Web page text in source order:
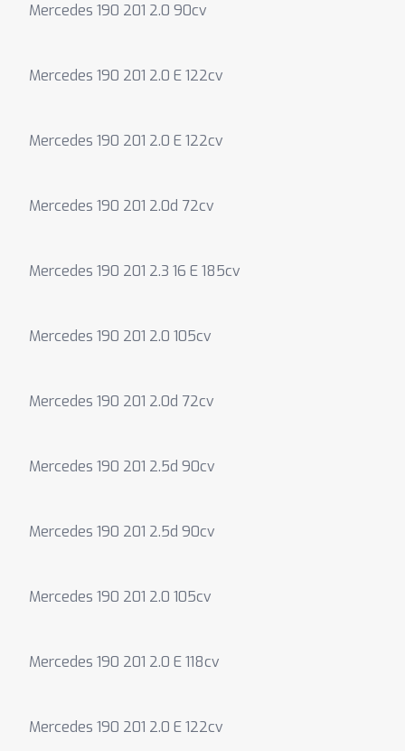
Mercedes 190 201 2.0 90cv
Mercedes 190 201 2.0 E 122cv
Mercedes 190 201 2.0 E 122cv
Mercedes 190 201 2.0d 72cv
Mercedes 190 201 2.3 16 E 185cv
Mercedes 190 201 2.0 105cv
Mercedes 190 201 2.0d 72cv
Mercedes 190 201 2.5d 90cv
Mercedes 190 201 2.5d 90cv
Mercedes 190 201 2.0 105cv
Mercedes 190 201 2.0 E 118cv
Mercedes 190 201 2.0 E 122cv